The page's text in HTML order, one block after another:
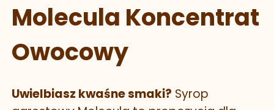
Molecula Koncentrat
Owocowy
Uwielbiasz kwaśne smaki? Syrop